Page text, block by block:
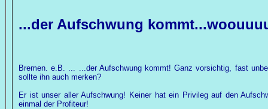
...der Aufschwung
Bremen. e.B. ... ...der Aufschwung kommt! Ganz vorsichtig, fast
sollte ihn auch merken?
Er ist unser aller Aufschwung! Keiner hat ein Privileg auf den
einmal der Profiteur!